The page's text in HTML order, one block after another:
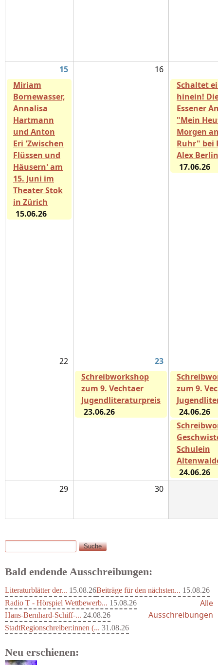
15
16
Miriam
Bornewasser,
Annalisa
Hartmann
und Anton
Eri 'Zwischen
Flüssen und
Häusern' am
15. Juni im
Theater Stok
in Zürich
15.06.26
Schaltet
hinein!
Essener
"Mein
Morgen
Ruhr" bei
Alex Berlin
17.06.26
22
23
Schreibworkshop
zum 9. Vechtaer
Jugendliteraturpreis
23.06.26
zum 9.
24.06.26
Schulein
24.06.26
29
30
Suchformular
Suche
Bald endende Ausschreibungen:
Literaturblätter der... 15.08.26Beiträge für den nächsten... 15.08.26
Radio T - Hörspiel Wettbewerb... 15.08.26
Hans-Bernhard-Schiff-... 24.08.26
StadtRegionschreiber:innen (... 31.08.26
Alle
Ausschreibungen
Neu erschienen: